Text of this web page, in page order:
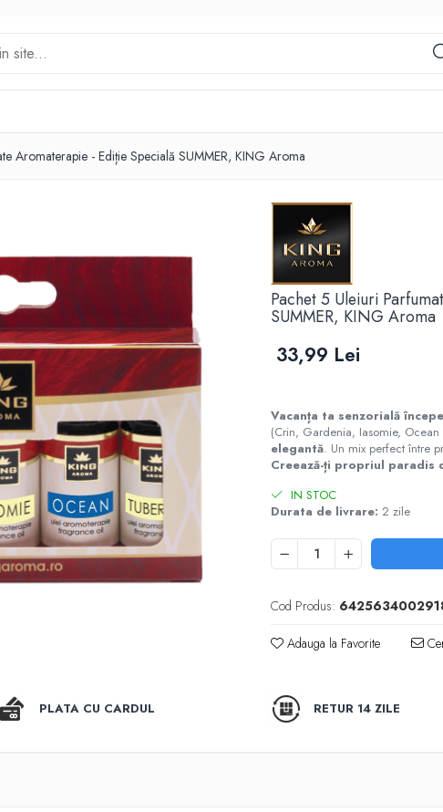
Aromaterapie - Ediție Specială SUMMER, KING Aroma
Pachet 5 Uleiuri
SUMMER, KING Aroma
33,99 Lei
Vacanța ta senzorială
(Crin, Gardenia, Iasomie,
elegantă. Un mix perfect între
Creează-ți propriul paradis
IN STOC
Durata de livrare: 2 zile
Cod Produs:
Adauga la Favorite
PLATA CU CARDUL RETUR 14 ZILE